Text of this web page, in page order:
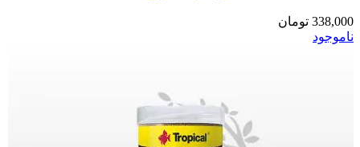
338,000 تومان
ناموجود